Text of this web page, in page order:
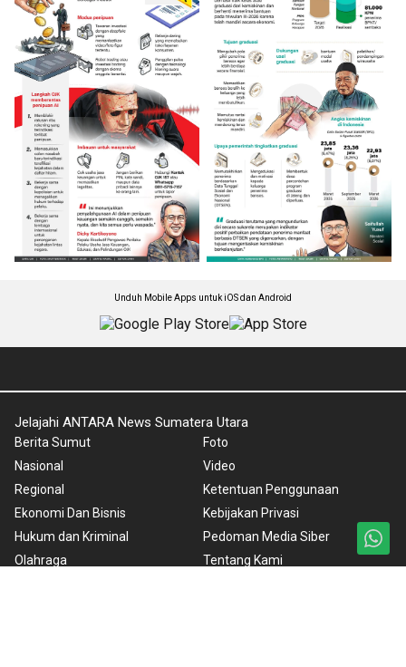
Unduh Mobile Apps untuk iOS dan Android
Jelajahi ANTARA News Sumatera Utara
Berita Sumut
Nasional
Regional
Ekonomi Dan Bisnis
Hukum dan Kriminal
Olahraga
Foto
Video
Ketentuan Penggunaan
Kebijakan Privasi
Pedoman Media Siber
Tentang Kami